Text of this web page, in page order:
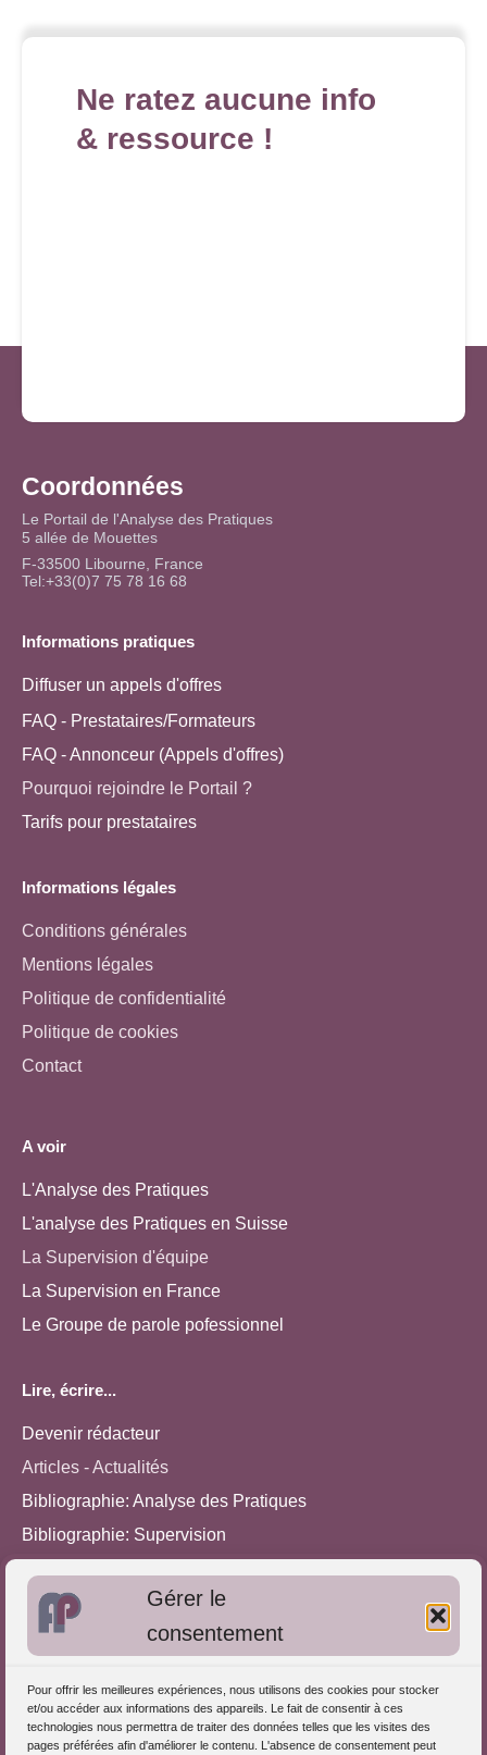
Gérer le
consentement
Pour offrir les meilleures expériences, nous utilisons des cookies pour stocker
et/ou accéder aux informations des appareils. Le fait de consentir à ces
technologies nous permettra de traiter des données telles que les visites des
pages préférées afin d'améliorer le contenu. L'absence de consentement peut
Ne ratez aucune info
& ressource !
Coordonnées
Le Portail de l'Analyse des Pratiques
5 allée de Mouettes
F-33500 Libourne, France
Tel:+33(0)7 75 78 16 68
Informations pratiques
Diffuser un appels d'offres
FAQ - Prestataires/Formateurs
FAQ - Annonceur (Appels d'offres)
Pourquoi rejoindre le Portail ?
Tarifs pour prestataires
Informations légales
Conditions générales
Mentions légales
Politique de confidentialité
Politique de cookies
Contact
A voir
L'Analyse des Pratiques
L'analyse des Pratiques en Suisse
La Supervision d'équipe
La Supervision en France
Le Groupe de parole pofessionnel
Lire, écrire...
Devenir rédacteur
Articles - Actualités
Bibliographie: Analyse des Pratiques
Bibliographie: Supervision
Approches de l'Analyse des pratiques
S'inscrire dans l'Annuaire
Publiez vos formations